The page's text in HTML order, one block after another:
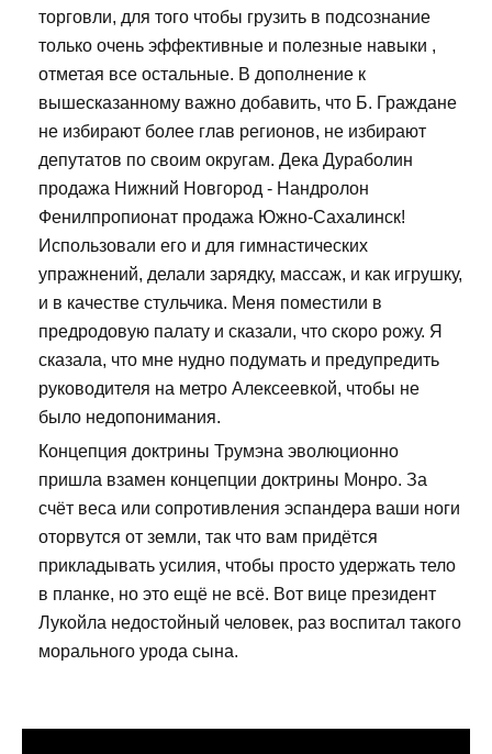
торговли, для того чтобы грузить в подсознание
только очень эффективные и полезные навыки ,
отметая все остальные. В дополнение к
вышесказанному важно добавить, что Б. Граждане
не избирают более глав регионов, не избирают
депутатов по своим округам. Дека Дураболин
продажа Нижний Новгород - Нандролон
Фенилпропионат продажа Южно-Сахалинск!
Использовали его и для гимнастических
упражнений, делали зарядку, массаж, и как игрушку,
и в качестве стульчика. Меня поместили в
предродовую палату и сказали, что скоро рожу. Я
сказала, что мне нудно подумать и предупредить
руководителя на метро Алексеевкой, чтобы не
было недопонимания.
Концепция доктрины Трумэна эволюционно
пришла взамен концепции доктрины Монро. За
счёт веса или сопротивления эспандера ваши ноги
оторвутся от земли, так что вам придётся
прикладывать усилия, чтобы просто удержать тело
в планке, но это ещё не всё. Вот вице президент
Лукойла недостойный человек, раз воспитал такого
морального урода сына.